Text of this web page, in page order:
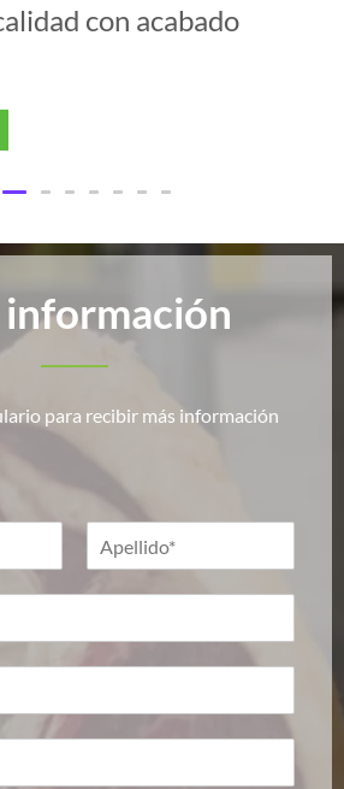
con acabado
información
para recibir más información